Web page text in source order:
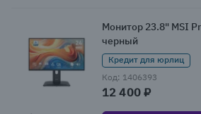
Монитор 23.8" MSI
черный
Кредит для юрлиц
Код: 1406393
12 400 ₽